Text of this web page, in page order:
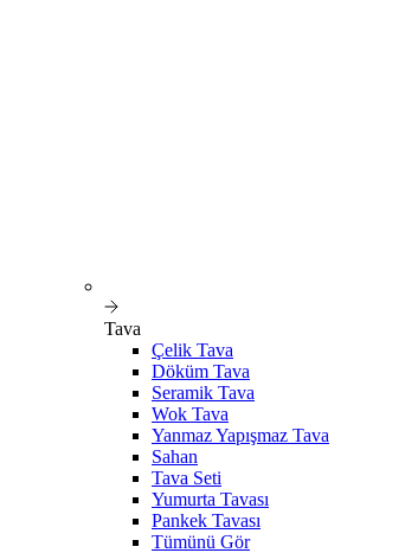
Tava
Çelik Tava
Döküm Tava
Seramik Tava
Wok Tava
Yanmaz Yapışmaz Tava
Sahan
Tava Seti
Yumurta Tavası
Pankek Tavası
Tümünü Gör